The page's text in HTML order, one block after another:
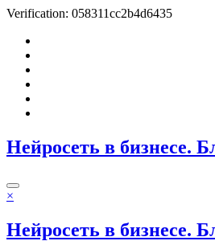
Verification: 058311cc2b4d6435
Перейти
содержимому
Нейросеть в бизнесе.
×
Нейросеть в бизнесе.